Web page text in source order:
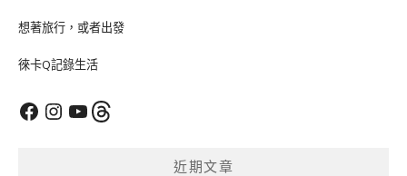
想著旅行，或者出發
徠卡Q記錄生活
FacebookInstagram
YouTubeThreads
近期文章